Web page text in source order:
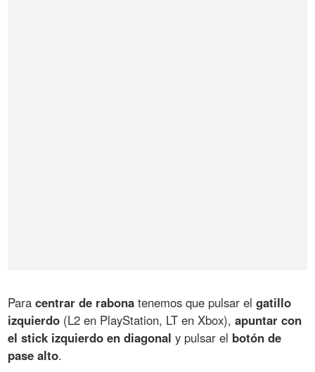
Paracentrar de rabona tenemos que pulsar elgatillo
izquierdo (L2 en PlayStation, LT en Xbox),apuntar con
el stick izquierdo en diagonal y pulsar el botón de
pase alto.